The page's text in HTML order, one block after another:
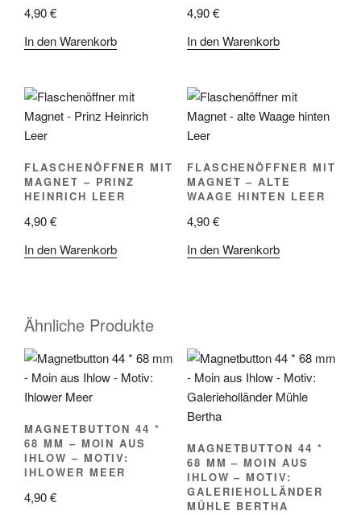
4,90€
In den Warenkorb
4,90€
In den Warenkorb
FLASCHENÖFFNER MIT
MAGNET – PRINZ
HEINRICH LEER
4,90€
In den Warenkorb
FLASCHENÖFFNER MIT
MAGNET – ALTE
WAAGE HINTEN LEER
4,90€
In den Warenkorb
Ähnliche Produkte
MAGNETBUTTON 44 *
68 MM – MOIN AUS
IHLOW – MOTIV:
IHLOWER MEER
4,90€
MAGNETBUTTON 44 *
68 MM – MOIN AUS
IHLOW – MOTIV:
GALERIEHOLLÄNDER
MÜHLE BERTHA